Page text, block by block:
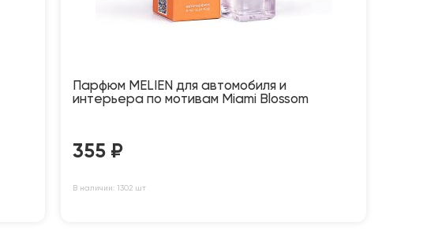
Парфюм MELIEN для автомобиля и
интерьера по мотивам Miami Blossom
355 ₽
В наличии: 1302 шт